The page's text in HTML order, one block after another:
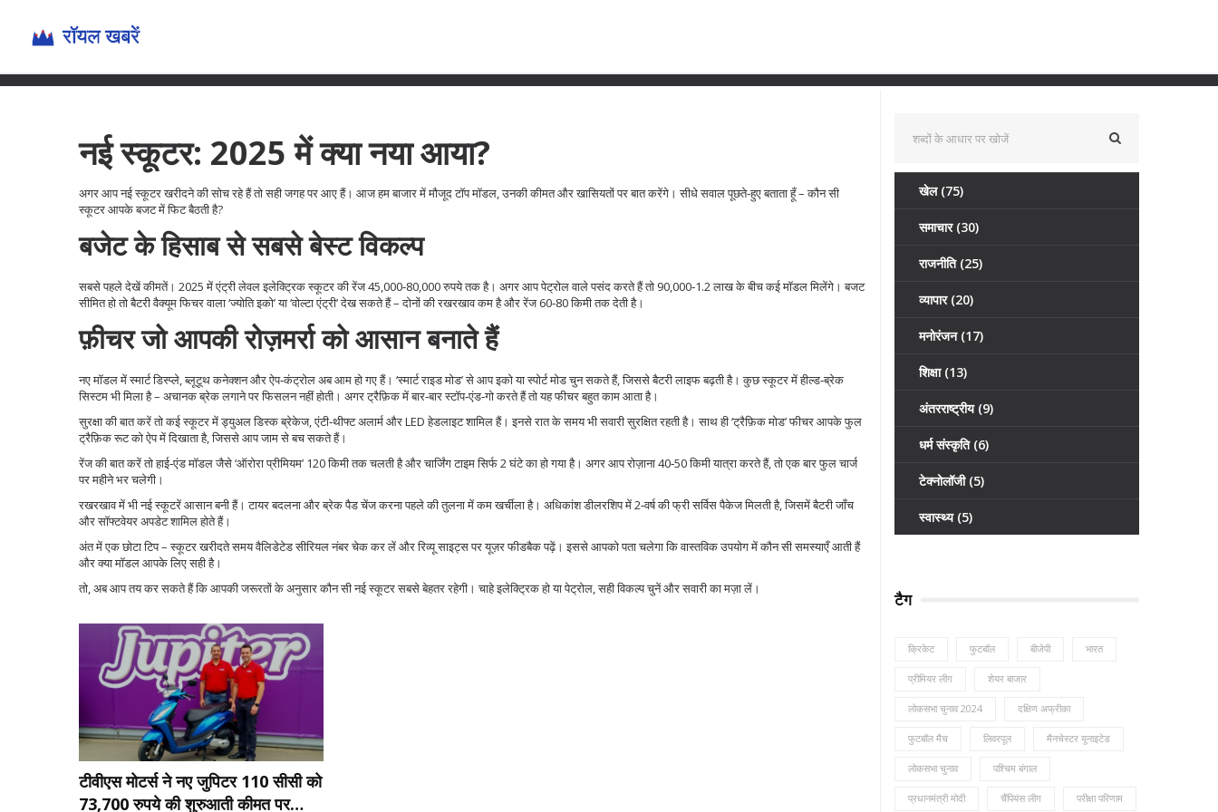
नई स्कूटर: 2025 में क्या नया आया?
अगर आप नई स्कूटर खरीदने की सोच रहे हैं तो सही जगह पर आए हैं। आज हम बाजार में मौजूद टॉप मॉडल, उनकी कीमत और खासियतों पर बात करेंगे। सीधे सवाल पूछते‑हुए बताता हूँ – कौन सी
स्कूटर आपके बजट में फिट बैठती है?
बजेट के हिसाब से सबसे बेस्ट विकल्प
सबसे पहले देखें कीमतें। 2025 में एंट्री लेवल इलेक्ट्रिक स्कूटर की रेंज 45,000‑80,000 रुपये तक है। अगर आप पेट्रोल वाले पसंद करते हैं तो 90,000‑1.2 लाख के बीच कई मॉडल मिलेंगे। बजट
सीमित हो तो बैटरी वैक्यूम फिचर वाला ‘ज्योति इको’ या ‘वोल्टा एंट्री’ देख सकते हैं – दोनों की रखरखाव कम है और रेंज 60‑80 किमी तक देती है।
फ़ीचर जो आपकी रोज़मर्रा को आसान बनाते हैं
नए मॉडल में स्मार्ट डिस्प्ले, ब्लूटूथ कनेक्शन और ऐप‑कंट्रोल अब आम हो गए हैं। ‘स्मार्ट राइड मोड’ से आप इको या स्पोर्ट मोड चुन सकते हैं, जिससे बैटरी लाइफ बढ़ती है। कुछ स्कूटर में हील्ड‑ब्रेक
सिस्टम भी मिला है – अचानक ब्रेक लगाने पर फिसलन नहीं होती। अगर ट्रैफ़िक में बार‑बार स्टॉप‑एंड‑गो करते हैं तो यह फीचर बहुत काम आता है।
सुरक्षा की बात करें तो कई स्कूटर में ड्युअल डिस्क ब्रेकेज, एंटी‑थीफ्ट अलार्म और LED हेडलाइट शामिल हैं। इनसे रात के समय भी सवारी सुरक्षित रहती है। साथ ही ‘ट्रैफ़िक मोड’ फीचर आपके फुल
ट्रैफ़िक रूट को ऐप में दिखाता है, जिससे आप जाम से बच सकते हैं।
रेंज की बात करें तो हाई‑एंड मॉडल जैसे ‘ऑरोरा प्रीमियम’ 120 किमी तक चलती है और चार्जिंग टाइम सिर्फ 2 घंटे का हो गया है। अगर आप रोज़ाना 40‑50 किमी यात्रा करते हैं, तो एक बार फुल चार्ज
पर महीने भर चलेगी।
रखरखाव में भी नई स्कूटरें आसान बनी हैं। टायर बदलना और ब्रेक पैड चेंज करना पहले की तुलना में कम खर्चीला है। अधिकांश डीलरशिप में 2‑वर्ष की फ्री सर्विस पैकेज मिलती है, जिसमें बैटरी जाँच
और सॉफ्टवेयर अपडेट शामिल होते हैं।
अंत में एक छोटा टिप – स्कूटर खरीदते समय वैलिडेटेड सीरियल नंबर चेक कर लें और रिव्यू साइट्स पर यूज़र फीडबैक पढ़ें। इससे आपको पता चलेगा कि वास्तविक उपयोग में कौन सी समस्याएँ आती हैं
और क्या मॉडल आपके लिए सही है।
तो, अब आप तय कर सकते हैं कि आपकी जरूरतों के अनुसार कौन सी नई स्कूटर सबसे बेहतर रहेगी। चाहे इलेक्ट्रिक हो या पेट्रोल, सही विकल्प चुनें और सवारी का मज़ा लें।
टीवीएस मोटर्स ने नए जुपिटर 110 सीसी को
73,700 रुपये की शुरुआती कीमत पर
खेल (75)
समाचार (30)
राजनीति (25)
व्यापार (20)
मनोरंजन (17)
शिक्षा (13)
अंतरराष्ट्रीय (9)
धर्म संस्कृति (6)
टेक्नोलॉजी (5)
स्वास्थ्य (5)
टैग
क्रिकेट फुटबॉल बीजेपी भारत
प्रीमियर लीग शेयर बाजार
लोकसभा चुनाव 2024 दक्षिण अफ्रीका
फुटबॉल मैच लिवरपूल मैनचेस्टर यूनाइटेड
लोकसभा चुनाव पश्चिम बंगाल
प्रधानमंत्री मोदी चैंपियंस लीग परीक्षा परिणाम